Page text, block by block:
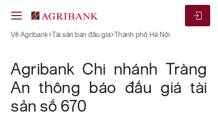
Về Agribank Tài sản bán đấu giá Thành phố Hà Nội
Agribank Chi nhánh Tràng
An thông báo đấu giá tài
sản số 670